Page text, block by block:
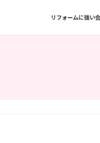
リフォームに強い